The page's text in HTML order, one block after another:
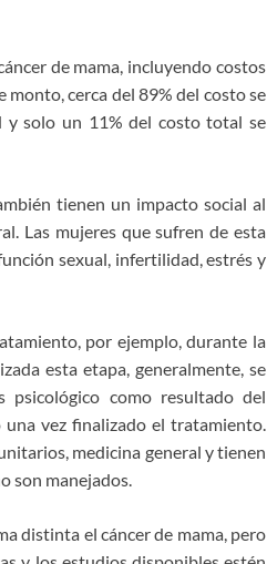
de mama, incluyendo costos
cerca del 89% del costo se
y solo un 11% del costo total se
tienen un impacto social al
Las mujeres que sufren de esta
sexual, infertilidad, estrés y
por ejemplo, durante la
esta etapa, generalmente, se
psicológico como resultado del
una vez finalizado el tratamiento.
medicina general y tienen
son manejados.
distinta el cáncer de mama, pero